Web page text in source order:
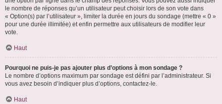
le nombre de réponses qu’un utilisateur peut choisir lors de son vote dans
« Option(s) par l’utilisateur », limiter la durée en jours du sondage (mettre « 0 »
pour une durée illimitée) et enfin permettre aux utilisateurs de modifier leur
vote.
Haut
Pourquoi ne puis-je pas ajouter plus d’options à mon sondage ?
Le nombre d’options maximum par sondage est défini par l’administrateur. Si
vous avez besoin d’indiquer plus d’options, contactez-le.
Haut